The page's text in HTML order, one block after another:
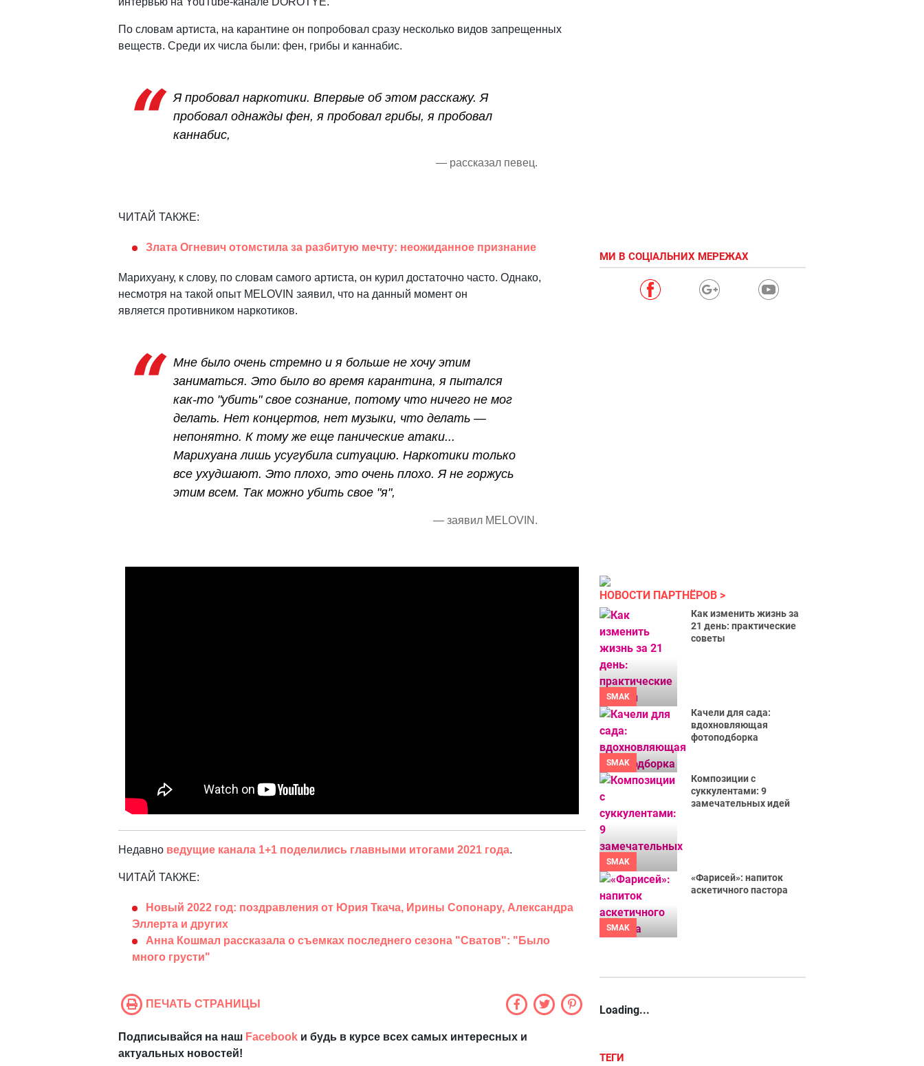
По словам артиста, на карантине он попробовал сразу несколько видов запрещенных
веществ. Среди их числа были: фен, грибы и каннабис.
Я пробовал наркотики. Впервые об этом расскажу. Я
пробовал однажды фен, я пробовал грибы, я пробовал
каннабис,
— рассказал певец.
ЧИТАЙ ТАКЖЕ:
Злата Огневич отомстила за разбитую мечту: неожиданное признание
Марихуану, к слову, по словам самого артиста, он курил достаточно часто. Однако,
несмотря на такой опыт MELOVIN заявил, что на данный момент он
является противником наркотиков.
Мне было очень стремно и я больше не хочу этим
заниматься. Это было во время карантина, я пытался
как-то "убить" свое сознание, потому что ничего не мог
делать. Нет концертов, нет музыки, что делать —
непонятно. К тому же еще панические атаки...
Марихуана лишь усугубила ситуацию. Наркотики только
все ухудшают. Это плохо, это очень плохо. Я не горжусь
этим всем. Так можно убить свое "я",
— заявил MELOVIN.
Недавно ведущие канала 1+1 поделились главными итогами 2021 года.
ЧИТАЙ ТАКЖЕ:
Новый 2022 год: поздравления от Юрия Ткача, Ирины Сопонару, Александра
Эллерта и других
Анна Кошмал рассказала о съемках последнего сезона "Сватов": "Было
много грусти"
ПЕЧАТЬ СТРАНИЦЫ
Подписывайся на наш Facebook и будь в курсе всех самых интересных и
актуальных новостей!
МИ В СОЦІАЛЬНИХ МЕРЕЖАХ
НОВОСТИ ПАРТНЁРОВ
SMAK
Как изменить жизнь за
21 день: практические
советы
SMAK
Качели для сада:
вдохновляющая
фотоподборка
SMAK
Композиции с
суккулентами: 9
замечательных идей
SMAK
«Фарисей»: напиток
аскетичного пастора
Loading...
ТЕГИ